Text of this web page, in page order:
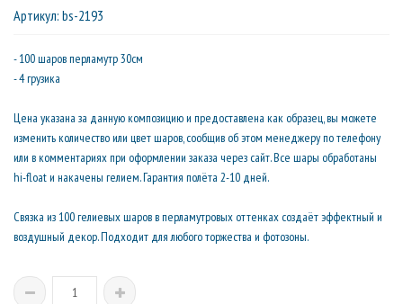
Артикул: bs-2193
- 100 шаров перламутр 30см
- 4 грузика
Цена указана за данную композицию и предоставлена как образец, вы можете
изменить количество или цвет шаров, сообщив об этом менеджеру по телефону
или в комментариях при оформлении заказа через сайт. Все шары обработаны
hi-float и накачены гелием. Гарантия полёта 2-10 дней.
Связка из 100 гелиевых шаров в перламутровых оттенках создаёт эффектный и
воздушный декор. Подходит для любого торжества и фотозоны.